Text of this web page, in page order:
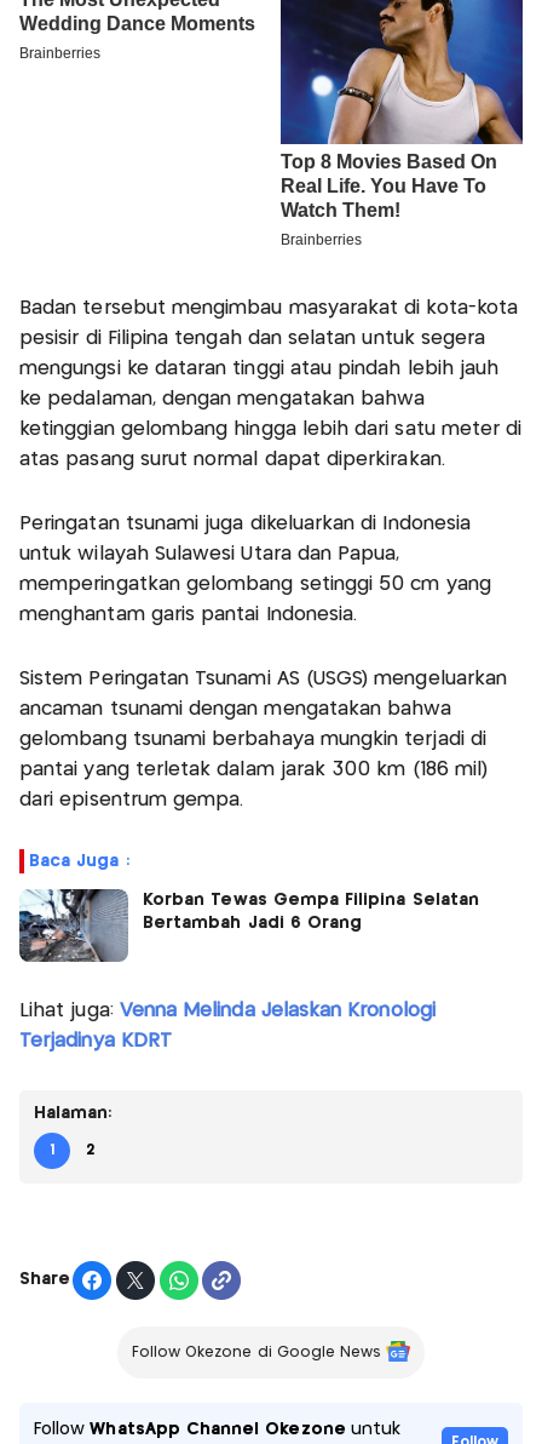
Badan tersebut mengimbau masyarakat di kota-kota
pesisir di Filipina tengah dan selatan untuk segera
mengungsi ke dataran tinggi atau pindah lebih jauh
ke pedalaman, dengan mengatakan bahwa
ketinggian gelombang hingga lebih dari satu meter di
atas pasang surut normal dapat diperkirakan.
Peringatan tsunami juga dikeluarkan di Indonesia
untuk wilayah Sulawesi Utara dan Papua,
memperingatkan gelombang setinggi 50 cm yang
menghantam garis pantai Indonesia.
Sistem Peringatan Tsunami AS (USGS) mengeluarkan
ancaman tsunami dengan mengatakan bahwa
gelombang tsunami berbahaya mungkin terjadi di
pantai yang terletak dalam jarak 300 km (186 mil)
dari episentrum gempa.
Baca Juga :
Korban Tewas Gempa Filipina Selatan
Bertambah Jadi 6 Orang
Lihat juga: Venna Melinda Jelaskan Kronologi
Terjadinya KDRT
Halaman:
1 2
Share
Follow Okezone di Google News
FollowWhatsApp Channel Okezone untuk